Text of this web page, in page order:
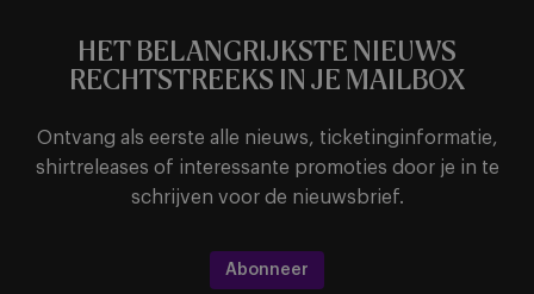
HET BELANGRIJKSTE NIEUWS
RECHTSTREEKS IN JE MAILBOX
Ontvang als eerste alle nieuws, ticketinginformatie,
shirtreleases of interessante promoties door je in te
schrijven voor de nieuwsbrief.
Abonneer